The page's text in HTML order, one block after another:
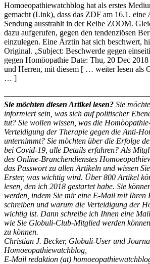
Homoeopathiewatchblog hat als erstes
gemacht (Link), dass das ZDF am 16.1.
Sendung ausstrahlt in der Reihe ZOOM.
dazu aufgerufen, gegen den tendenziösen
einzulegen. Eine Ärztin hat sich beschwert,
Original. „Subject: Beschwerde gegen
gegen Homöopathie Date: Thu, 20 Dec
und Herren, mit diesem [ … weiter lesen als
… ]
Sie möchten diesen Artikel lesen? Sie
informiert sein, was sich auf politischer
tut? Sie wollen wissen, was die
Verteidigung der Therapie gegen die Anti-
unternimmt? Sie möchten über die Erfolge
bei Covid-19, alle Details erfahren? Als
des Online-Branchendienstes
das Passwort zu allen Artikeln und wissen
Erster, was wichtig wird. Über 800 Artikel
lesen, den ich 2018 gestartet habe. Sie
werden, indem Sie mir eine E-Mail mit Ihren
schreiben und warum die Verteidigung der
wichtig ist. Dann schreibe ich Ihnen eine
wie Sie Globuli-Club-Mitglied werden
zu können.
Christian J. Becker, Globuli-User und
Homoeopathiewatchblog,
E-Mail redaktion (at)